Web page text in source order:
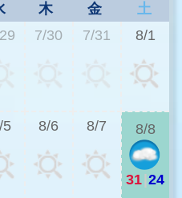
木 金
土
7/30 7/31 8/1
5 8/6 8/7 8/8
31 24